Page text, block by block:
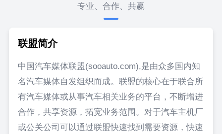
专业、合作、共赢
联盟简介
中国汽车媒体联盟(sooauto.com),是由众多国内知
名汽车媒体自发组织而成。联盟的核心在于联合所
有汽车媒体或从事汽车相关业务的平台，不断增进
合作，共享资源，拓宽业务范围。对于汽车主机厂
或公关公司可以通过联盟快速找到需要资源，快速